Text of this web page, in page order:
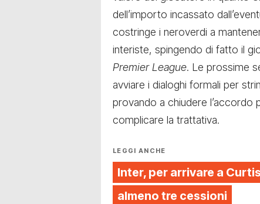
dell’importo incassato
costringe i neroverdi a
interiste, spingendo di fatto il
Premier League. Le prossime
avviare i dialoghi formali per
provando a chiudere l’accordo
complicare la trattativa.
LEGGI ANCHE
Inter, per arrivare a
almeno tre cessioni